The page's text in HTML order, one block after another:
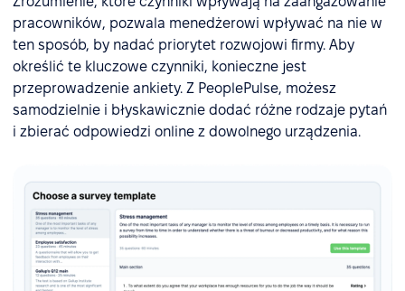
pracowników, pozwala menedżerowi wpływać na nie w
ten sposób, by nadać priorytet rozwojowi firmy. Aby
określić te kluczowe czynniki, konieczne jest
przeprowadzenie ankiety. Z PeoplePulse, możesz
samodzielnie i błyskawicznie dodać różne rodzaje pytań
i zbierać odpowiedzi online z dowolnego urządzenia.